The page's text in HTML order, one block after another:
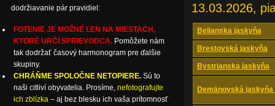
13.03.2026,
Belianska jaskyňa
Brestovská jaskyňa
Bystrianska jaskyňa
Demänovská
dodržiavanie pár pravidiel:
FOTENIE JE MOŽNÉ LEN NA MIESTACH,
KTORÉ URČÍ SPRIEVODCA. Pomôžete nám
tak dodržať časový harmonogram pre ďalšie
skupiny.
CHRÁŇME SPOLOČNE NETOPIERE. Sú to
naši citliví obyvatelia. Prosíme, nefotografujte
ich zblízka – aj bez blesku ich vaša prítomnosť